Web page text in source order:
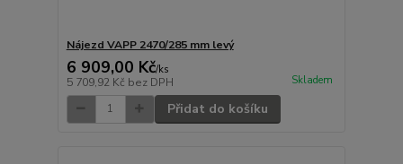
Nájezd VAPP 2470/285 mm levý
6 909,00 Kč/ks
5 709,92 Kč bez DPH Skladem
Přidat do košíku